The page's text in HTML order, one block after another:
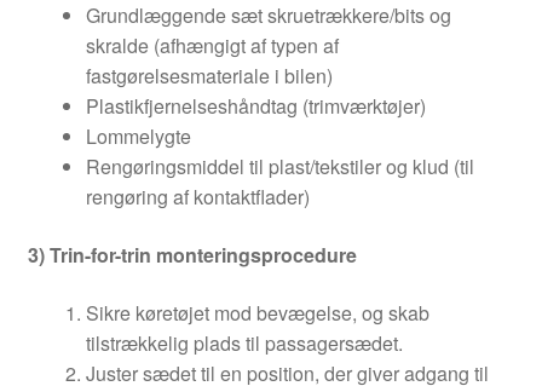
Grundlæggende sæt skruetrækkere/bits og
skralde (afhængigt af typen af
fastgørelsesmateriale i bilen)
Plastikfjernelseshåndtag (trimværktøjer)
Lommelygte
Rengøringsmiddel til plast/tekstiler og klud (til
rengøring af kontaktflader)
3) Trin-for-trin monteringsprocedure
Sikre køretøjet mod bevægelse, og skab
tilstrækkelig plads til passagersædet.
Juster sædet til en position, der giver adgang til